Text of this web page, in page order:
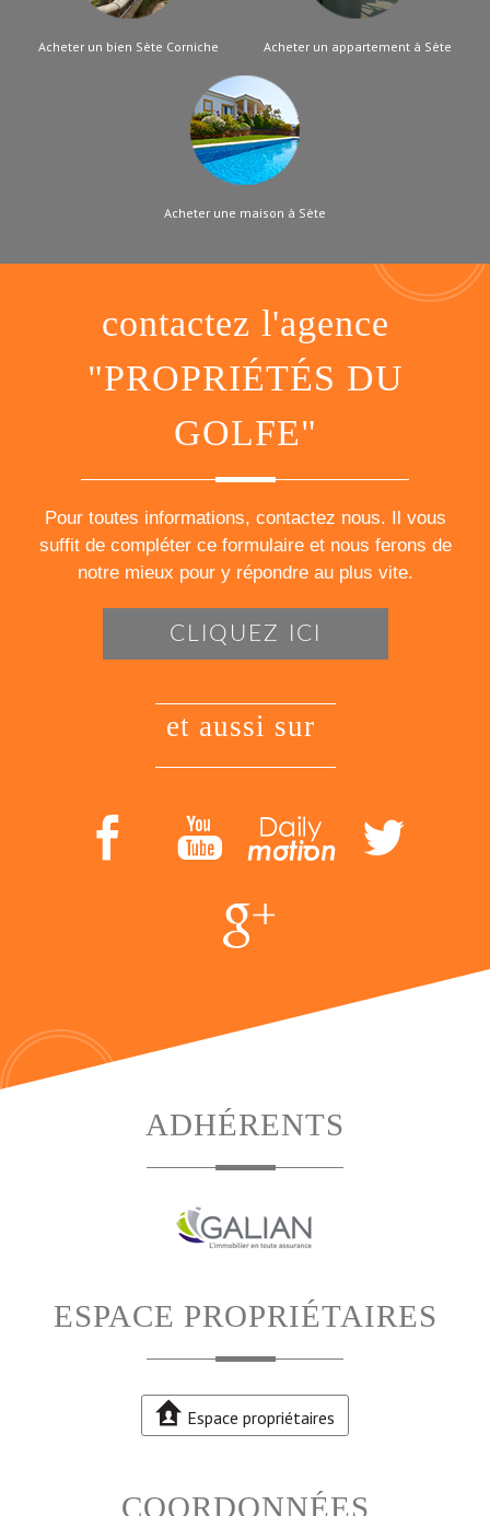
Acheter un bien Sète Corniche Acheter un appartement à Sète
Acheter une maison à Sète
contactez l'agence
"PROPRIÉTÉS DU
GOLFE"
Pour toutes informations, contactez nous. Il vous
suffit de compléter ce formulaire et nous ferons de
notre mieux pour y répondre au plus vite.
CLIQUEZ ICI
et aussi sur
ADHÉRENTS
ESPACE PROPRIÉTAIRES
Espace propriétaires
COORDONNÉES